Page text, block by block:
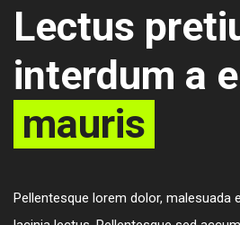
Lectus
interdum a
mauris
Pellentesque lorem dolor, malesuada